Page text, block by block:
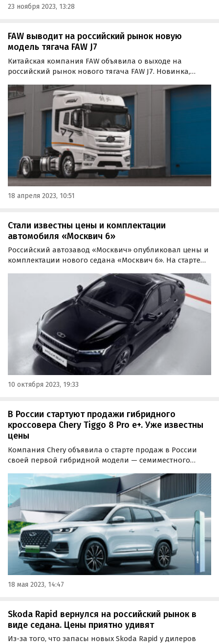
23 ноября 2023, 13:28
FAW выводит на российский рынок новую
модель тягача FAW J7
Китайская компания FAW объявила о выходе на
российский рынок нового тягача FAW J7. Новинка,
Чаньчуне, предназначена для выполнения широкого
спектра логистических задач.
18 апреля 2023, 10:51
Стали известны цены и комплектации
автомобиля «Москвич 6»
Российский автозавод «Москвич» опубликовал цены и
комплектации нового седана «Москвич 6». На старте
«Комфорт» и «Бизнес».
10 октября 2023, 19:33
В России стартуют продажи гибридного
кроссовера Chery Tiggo 8 Pro e+. Уже известны
цены
Компания Chery объявила о старте продаж в России
своей первой гибридной модели — семиместного
автомобиль доступен для покупки у официальных
дилеров Chery по всей стране.
18 мая 2023, 14:47
Skoda Rapid вернулся на российский рынок в
виде седана. Цены приятно удивят
Из-за того, что запасы новых Skoda Rapid у дилеров